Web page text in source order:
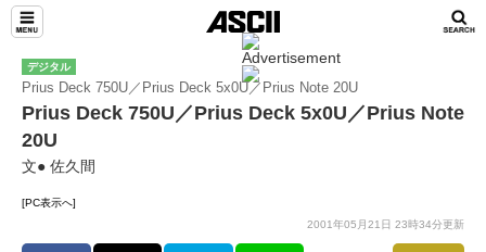
デジタル
Prius Deck 750U／Prius Deck 5x0U／Prius Note 20U
Prius Deck 750U／Prius Deck 5x0U／Prius Note
20U
文● 佐久間
[PC表示へ]
2001年05月21日 23時34分更新